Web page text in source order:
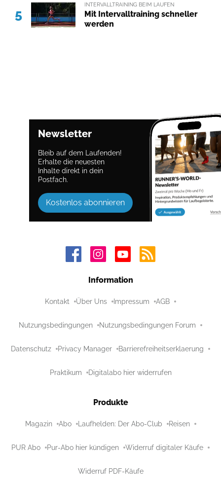
5
INTERVALLTRAINING BEIM LAUFEN
Mit Intervalltraining schneller
werden
Newsletter
Bleib auf dem Laufenden!
Erhalte die neuesten
Inhalte direkt in dein
Postfach.
Kostenlos abonnieren
Information
Kontakt Über Uns Impressum AGB
Nutzungsbedingungen Nutzungsbedingungen Forum
Datenschutz Privacy Manager Barrierefreiheitserklaerung
Praktikum Digitalabo hier widerrufen
Produkte
Magazin Abo Laufhelden: Der Abo-Club Reisen
PUR Abo Pur-Abo hier kündigen Widerruf digitaler Käufe
Widerruf PDF-Käufe